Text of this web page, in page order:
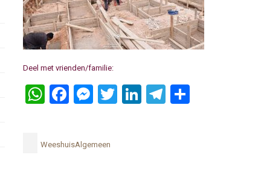
Deel met vrienden/familie:
WhatsApp
Facebook
Messenger
Twitter
LinkedIn
Telegram
WeeshuisAlgemeen